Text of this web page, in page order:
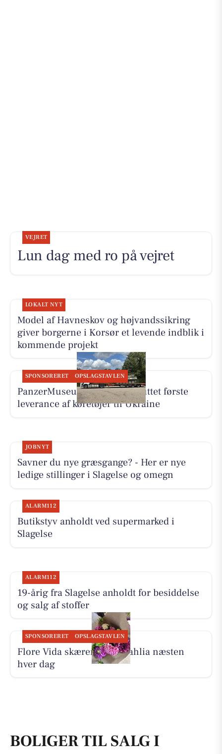
VEJRET
Lun dag med ro på vejret
LOKALT NYT
Model af Havneskov og højvandssikring
giver borgerne i Korsør et levende indblik i
kommende projekt
SPONSORERET OPSLAGSTAVLEN
PanzerMuseum East har afsluttet første
leverance af køretøjer til Ukraine
JOBNYT
Savner du nye græsgange? - Her er nye
ledige stillinger i Slagelse og omegn
ALARM112
Butikstyv anholdt ved supermarked i
Slagelse
ALARM112
19-årig fra Slagelse anholdt for besiddelse
og salg af stoffer
SPONSORERET OPSLAGSTAVLEN
Flore Vida skærer friske dahlia næsten
hver dag
BOLIGER TIL SALG I